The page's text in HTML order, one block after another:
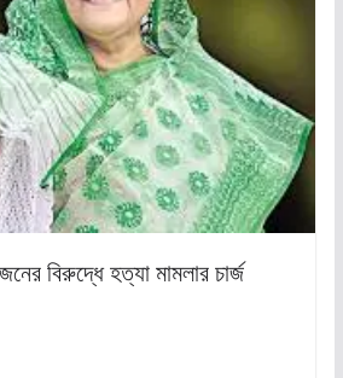
বিরুদ্ধে হত্যা মামলার চার্জ